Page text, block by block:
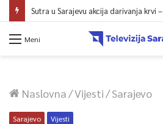
Meni
Naslovna/Vijesti/Sarajevo
Sarajevo Vijesti